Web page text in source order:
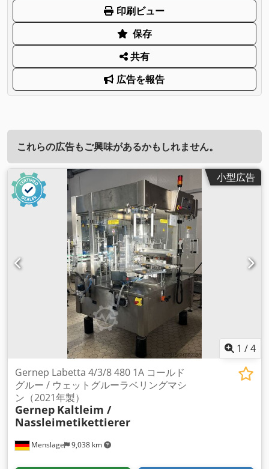
印刷ビュー
保存
共有
広告を報告
これらの広告もご興味があるかもしれません。
小型広告
1 /4
Menslage 9,038 km
Gernep Labetta 4/3/8 480 1A コールド
グルー / ウェットグルーラベリングマシ
ン（2021年製）
Gernep Kaltleim /
Nassleimetikettierer